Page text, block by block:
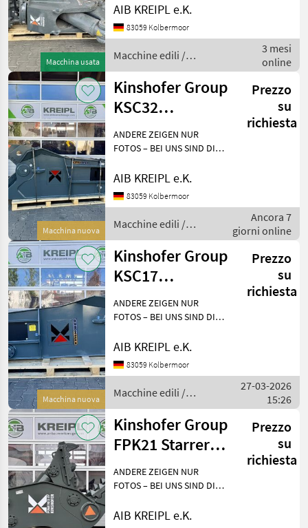
Kinshofer Group
BIG
Kinshofer
Auger Torque
A&T Anbaugeräte
CAT
Mostra
tutti
37
MARKETPLACE
Marketplace
Offerte dei
rivenditori
Macchina usata
Besichtigen - anfassen -
WARUM WARTEN, WENN´S
Einfach anf
AIB KREIPL e.K.
83059 Kolbermoor
Macchine edili /
Kinshofer Group
3 mesi
online
Macchina nuova
Kinshofer Group
KSC32
Schrottschere |
Stahlschere | 20-
Prezzo
su
richiesta
ANDERE ZEIGEN NUR
FOTOS – BEI UNS SIND DIE
Besichtigen - anfassen -
WARUM WARTEN, WENN´S
Einfach anf
AIB KREIPL e.K.
83059 Kolbermoor
Macchine edili /
Kinshofer Group
Ancora 7
giorni online
Macchina nuova
Kinshofer Group
KSC17
Schrottschere |
Stahlschere 13-
Prezzo
su
richiesta
ANDERE ZEIGEN NUR
FOTOS – BEI UNS SIND DIE
Besichtigen - anfassen -
WARUM WARTEN, WENN´S
Einfach anf
AIB KREIPL e.K.
83059 Kolbermoor
Macchine edili /
Kinshofer Group
27-03-2026
15:26
Kinshofer Group
FPK21 Starrer
Pulverisierer |
20-35t Bagger
Prezzo
su
richiesta
ANDERE ZEIGEN NUR
FOTOS – BEI UNS SIND DIE
Besichtigen - anfassen -
AIB KREIPL e.K.